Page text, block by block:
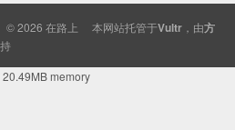
© 2026 在路上 本网站托管于Vultr ，由方
持
memory